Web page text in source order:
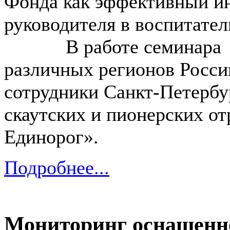
руководителя в
В работе семинара
различных регионов
сотрудники Санкт-
скаутских и пионерских
Единорог».
Подробнее...
Мониторинг